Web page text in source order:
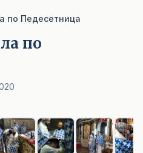
по Педесетница
по